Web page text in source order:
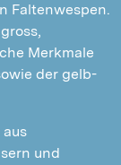
Faltenwespen.
Merkmale
der gelb-
und